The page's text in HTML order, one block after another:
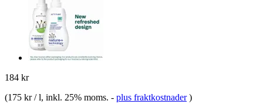
184 kr
(175 kr / l, inkl. 25% moms. - plus fraktkostnader )